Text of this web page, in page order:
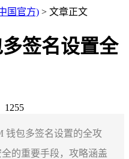
国官方) > 文章正文
签名设置全
1255
钱包多签名设置的全攻
的重要手段，攻略涵盖